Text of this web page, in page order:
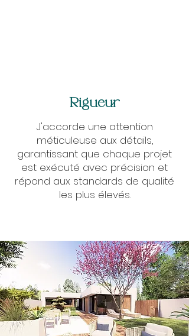
Rigueur
J'accorde une attention
méticuleuse aux détails,
garantissant que chaque projet
est exécuté avec précision et
répond aux standards de qualité
les plus élevés.